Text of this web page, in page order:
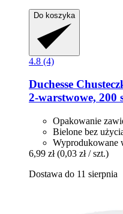
Do koszyka
4.8 (4)
Duchesse
2-​warstwowe, 200
Opakowanie
Bielone bez
Wyprodukowane
6,99 zł (0,03 zł / szt.)
Dostawa do 11 sierpnia